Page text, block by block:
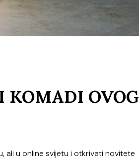
KOMADI OVOG
, ali u online svijetu i otkrivati novitete